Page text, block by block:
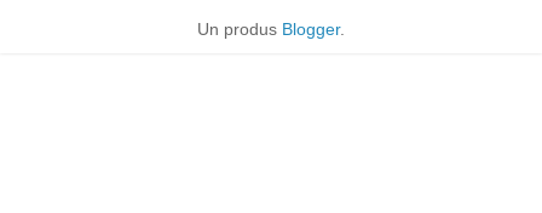
Un produs Blogger.